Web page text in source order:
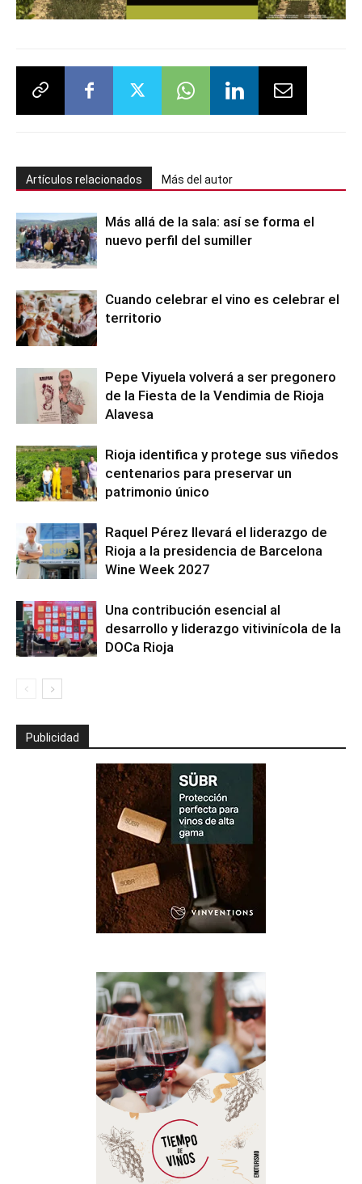
Artículos relacionados Más del autor
Más allá de la sala: así se forma el
nuevo perfil del sumiller
Cuando celebrar el vino es celebrar el
territorio
Pepe Viyuela volverá a ser pregonero
de la Fiesta de la Vendimia de Rioja
Alavesa
Rioja identifica y protege sus viñedos
centenarios para preservar un
patrimonio único
Raquel Pérez llevará el liderazgo de
Rioja a la presidencia de Barcelona
Wine Week 2027
Una contribución esencial al
desarrollo y liderazgo vitivinícola de la
DOCa Rioja
Publicidad